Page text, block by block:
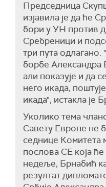
Председница
изјавила је да ће
бори у УН против
Сребреници и
три пута одлагано.
борбе Александра
али показује и да
него икада,
икада", истакла је
Уколико тема
Савету Европе не
седнице Комитета
послова СЕ која
недеље, Брнабић
резултат